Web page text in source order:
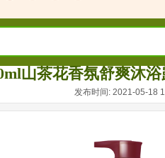
山茶花香氛舒爽沐浴
发布时间: 2021-05-18